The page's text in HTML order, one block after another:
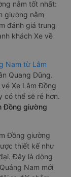
nằm tốt nhất:
giường nằm
đánh giá trung
khách Xe về
Nam từ Lâm
Quang Dũng.
Xe Lâm Đồng
có thể sẽ rẻ hơn.
Đồng giường
Đồng giường
thiết kế như
Đây là dòng
Nam mới